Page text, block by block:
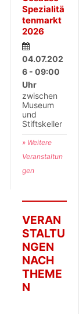
Spezialitä
tenmarkt
2026
04.07.202
6 - 09:00
Uhr
zwischen
Museum
und
Stiftskeller
» Weitere
Veranstaltun
gen
VERAN
STALTU
NGEN
NACH
THEME
N